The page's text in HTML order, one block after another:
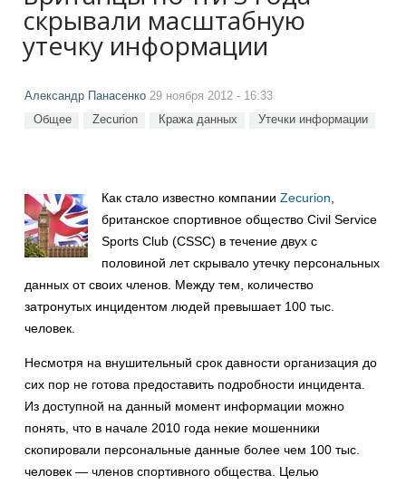
скрывали масштабную
утечку информации
Александр Панасенко 29 ноября 2012 - 16:33
Общее Zecurion Кража данных Утечки информации
Как стало известно компании Zecurion
британское спортивное общество Civil Service
Sports Club (CSSC) в течение двух с
половиной лет скрывало утечку персональных
данных от своих членов. Между тем, количество
затронутых инцидентом людей превышает 100 тыс.
человек.
Несмотря на внушительный срок давности организация до
сих пор не готова предоставить подробности инцидента.
Из доступной на данный момент информации можно
понять, что в начале 2010 года некие мошенники
скопировали персональные данные более чем 100 тыс.
человек — членов спортивного общества. Целью